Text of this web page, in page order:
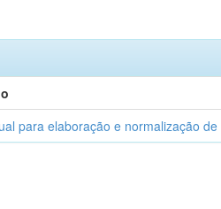
para elaboração e normalização